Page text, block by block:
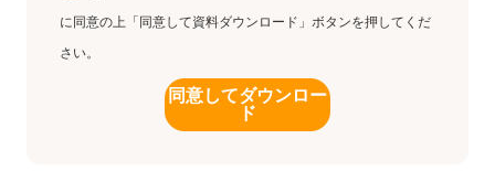
に同意の上「同意して資料ダウンロード」ボタンを押してくだ
さい。
同意してダウンロー
ド